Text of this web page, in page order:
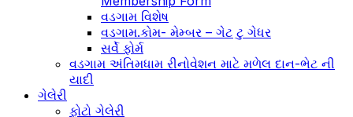
વડગામ વિશેષ
વડગામ.કોમ- મેમ્બર – ગેટ ટુ ગેધર
સર્વે ફોર્મ
વડગામ અંતિમધામ રીનોવેશન માટે મળેલ દાન-ભેટ ની
યાદી
ગેલેરી
ફોટો ગેલેરી